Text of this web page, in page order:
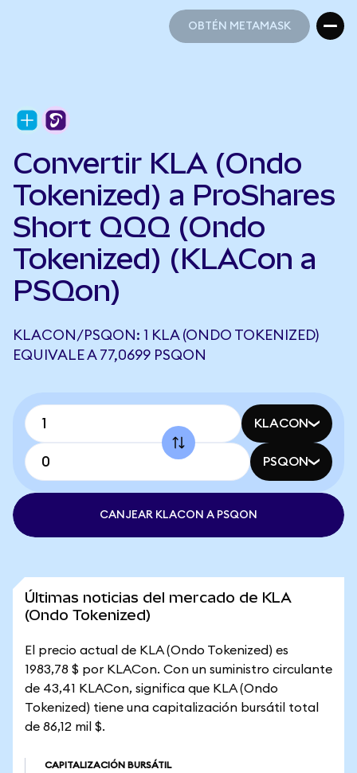
OBTÉN METAMASK
Convertir KLA (Ondo
Tokenized) a ProShares
Short QQQ (Ondo
Tokenized) (KLACon a
PSQon)
KLACON/PSQON: 1 KLA (ONDO TOKENIZED)
EQUIVALE A 77,0699 PSQON
KLACON
PSQON
CANJEAR KLACON A PSQON
Últimas noticias del mercado de KLA
(Ondo Tokenized)
El precio actual de KLA (Ondo Tokenized) es
1983,78 $ por KLACon. Con un suministro circulante
de 43,41 KLACon, significa que KLA (Ondo
Tokenized) tiene una capitalización bursátil total
de 86,12 mil $.
CAPITALIZACIÓN BURSÁTIL